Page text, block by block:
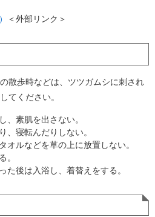
＜外部リンク＞
散歩時などは、ツツガムシに刺され
てください。
、素肌を出さない。
、寝転んだりしない。
オルなどを草の上に放置しない。
。
た後は入浴し、着替えをする。